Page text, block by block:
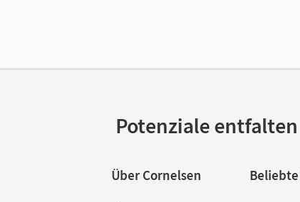
Potenziale entfalten
Über Cornelsen